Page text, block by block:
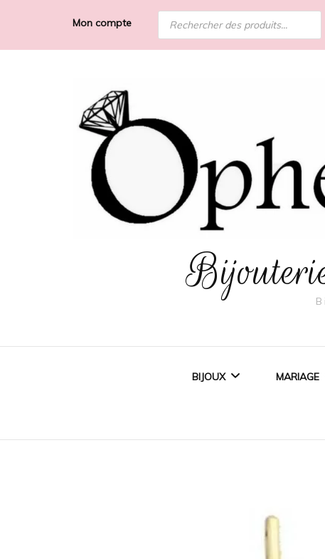
Mon compte
Recherche
produits
BIJOUX MARIAGE